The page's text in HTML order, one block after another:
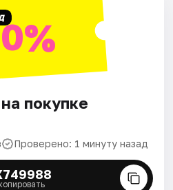
покупке
Проверено: 1 минуту назад